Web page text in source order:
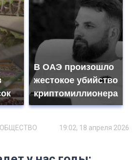
В ОАЭ произошло
жестокое убийство
криптомиллионера
ОБЩЕСТВО 19:02, 18 апреля 2026